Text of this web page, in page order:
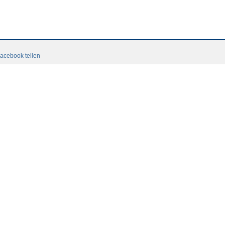
teilen